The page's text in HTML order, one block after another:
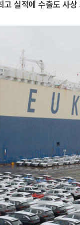
고 실적에 수출도 사상